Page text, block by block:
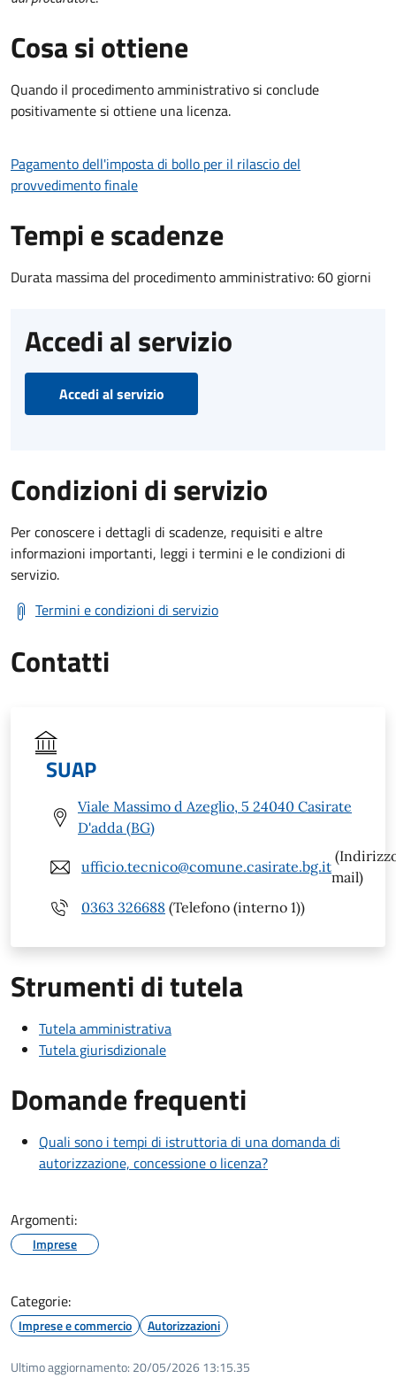
Cosa si ottiene
Quando il procedimento amministrativo si conclude
positivamente si ottiene una licenza.
Pagamento dell'imposta di bollo per il rilascio del
provvedimento finale
Tempi e scadenze
Durata massima del procedimento amministrativo: 60 giorni
Accedi al servizio
Accedi al servizio
Condizioni di servizio
Per conoscere i dettagli di scadenze, requisiti e altre
informazioni importanti, leggi i termini e le condizioni di
servizio.
Termini e condizioni di servizio
Contatti
SUAP
Viale Massimo d Azeglio, 5 24040 Casirate
D'adda (BG)
ufficio.tecnico@comune.casirate.bg.it
mail)
0363 326688 (Telefono (interno 1))
Strumenti di tutela
Tutela amministrativa
Tutela giurisdizionale
Domande frequenti
Quali sono i tempi di istruttoria di una domanda di
autorizzazione, concessione o licenza?
Argomenti:
Imprese
Categorie:
Imprese e commercio Autorizzazioni
Ultimo aggiornamento: 20/05/2026 13:15.35